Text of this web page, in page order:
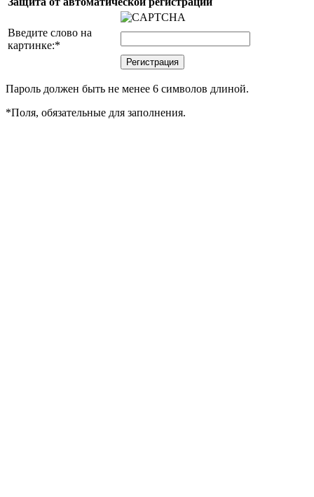
Введите слово на
картинке:*
Пароль должен быть не менее 6 символов длиной.
*Поля, обязательные для заполнения.